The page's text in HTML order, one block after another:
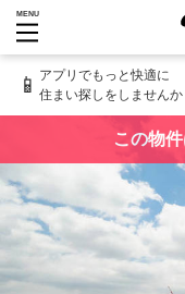
MENU
📱 アプリでもっと快適に
住まい探しをしませんか
この物